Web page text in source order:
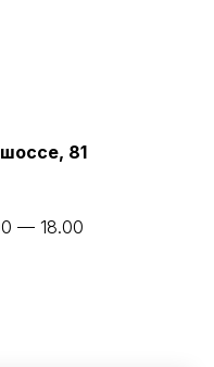
81
— 18.00